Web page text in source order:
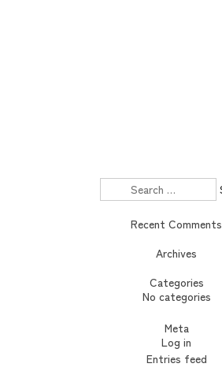
Search
for:
Recent Comments
Archives
Categories
No categories
Meta
Log in
Entries feed